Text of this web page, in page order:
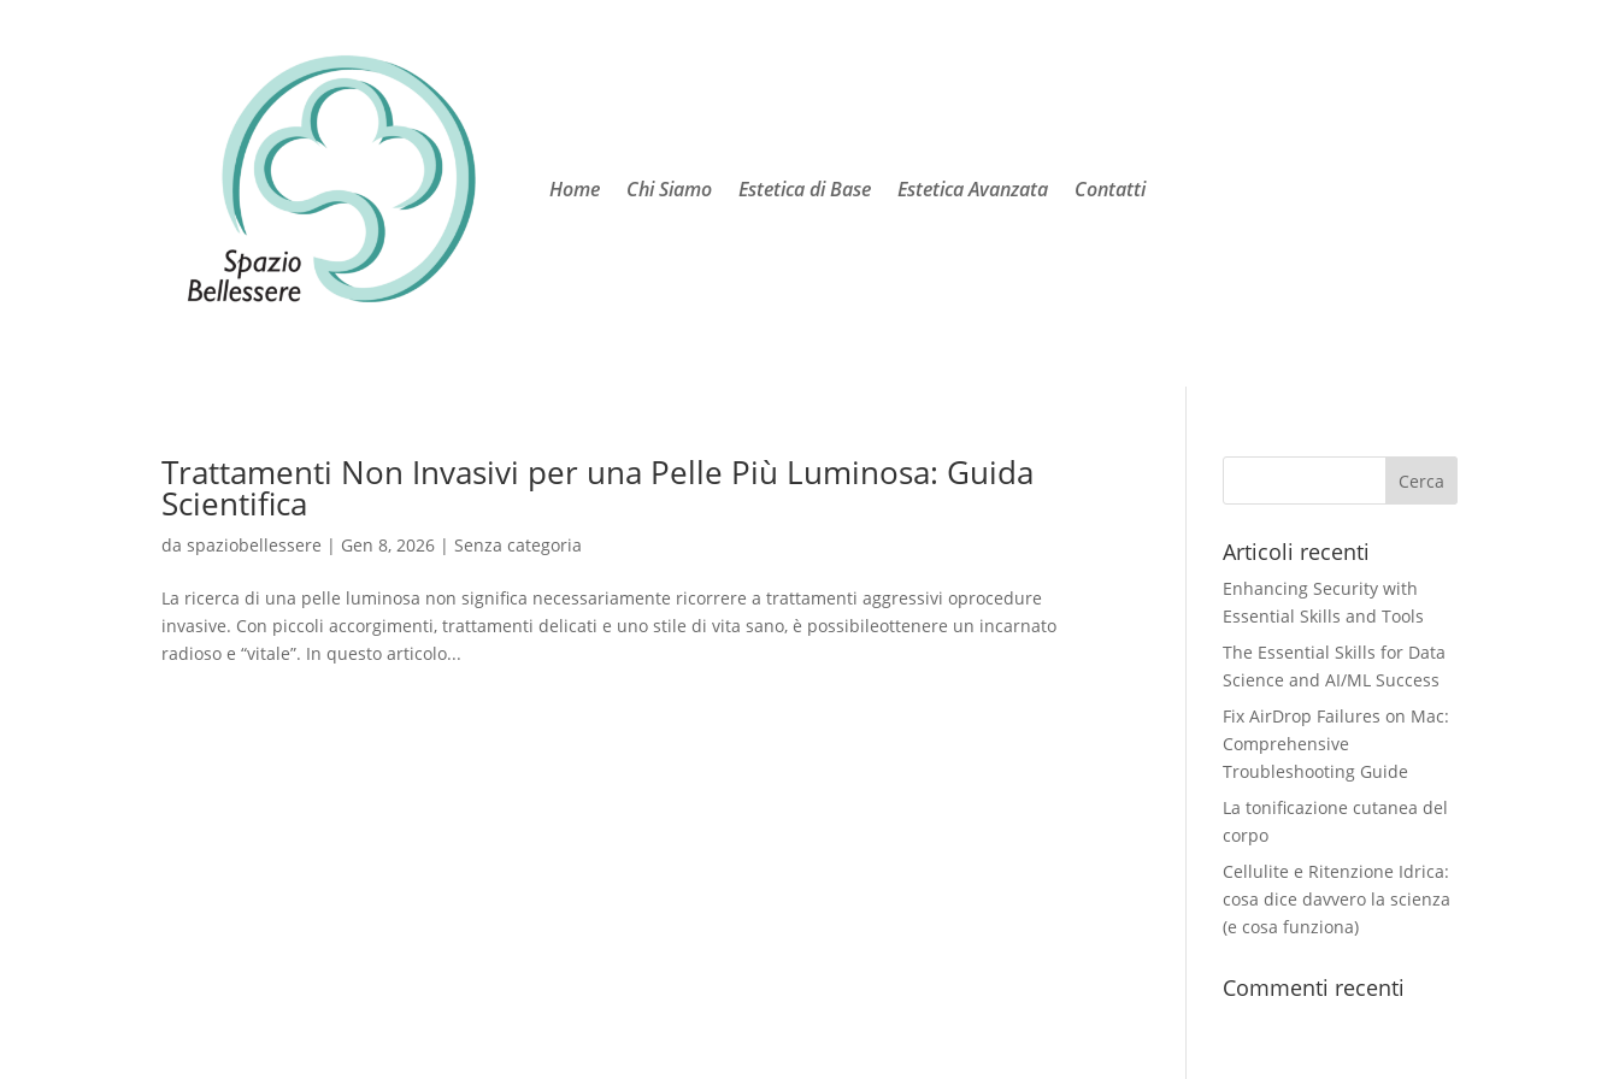
Home Chi Siamo Estetica di Base Estetica Avanzata Contatti
Trattamenti Non Invasivi per una Pelle Più Luminosa: Guida
Scientifica
daspaziobellessere | Gen 8, 2026 |Senza categoria
La ricerca di una pelle luminosa non significa necessariamente ricorrere a trattamenti aggressivi oprocedure
invasive. Con piccoli accorgimenti, trattamenti delicati e uno stile di vita sano, è possibileottenere un incarnato
radioso e “vitale”. In questo articolo...
Articoli recenti
Enhancing Security with
Essential Skills and Tools
The Essential Skills for Data
Science and AI/ML Success
Fix AirDrop Failures on Mac:
Comprehensive
Troubleshooting Guide
La tonificazione cutanea del
corpo
Cellulite e Ritenzione Idrica:
cosa dice davvero la scienza
(e cosa funziona)
Commenti recenti